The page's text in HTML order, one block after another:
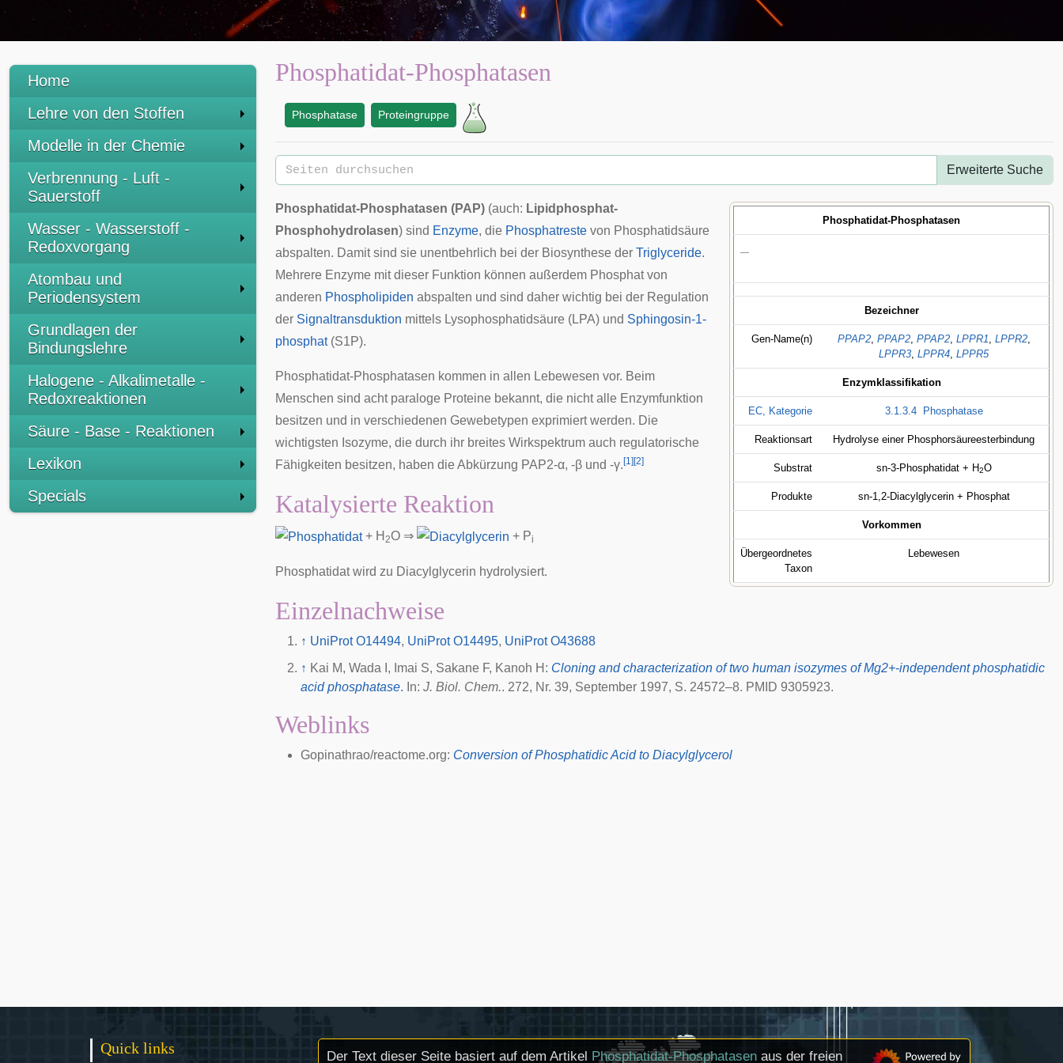
Home
Lehre von den Stoffen
Modelle in der Chemie
Verbrennung - Luft -
Sauerstoff
Wasser - Wasserstoff -
Redoxvorgang
Atombau und
Periodensystem
Grundlagen der
Bindungslehre
Halogene - Alkalimetalle -
Redoxreaktionen
Säure - Base - Reaktionen
Lexikon
Specials
Phosphatidat-Phosphatasen
Phosphatase Proteingruppe
Erweiterte Suche
Phosphatidat-Phosphatasen
—
Bezeichner
Gen-Name(n) PPAP2, PPAP2, PPAP2, LPPR1, LPPR2,
LPPR3, LPPR4, LPPR5
Enzymklassifikation
EC, Kategorie 3.1.3.4 Phosphatase
Reaktionsart Hydrolyse einer Phosphorsäureesterbindung
Substrat sn-3-Phosphatidat + H2O
Produkte sn-1,2-Diacylglycerin + Phosphat
Vorkommen
Übergeordnetes
Taxon
Lebewesen
Phosphatidat-Phosphatasen (PAP) (auch: Lipidphosphat-
Phosphohydrolasen) sind Enzyme, die Phosphatreste von Phosphatidsäure
abspalten. Damit sind sie unentbehrlich bei der Biosynthese der Triglyceride.
Mehrere Enzyme mit dieser Funktion können außerdem Phosphat von
anderen Phospholipiden abspalten und sind daher wichtig bei der Regulation
der Signaltransduktion mittels Lysophosphatidsäure (LPA) und Sphingosin-1-
phosphat(S1P).
Phosphatidat-Phosphatasen kommen in allen Lebewesen vor. Beim
Menschen sind acht paraloge Proteine bekannt, die nicht alle Enzymfunktion
besitzen und in verschiedenen Gewebetypen exprimiert werden. Die
wichtigsten Isozyme, die durch ihr breites Wirkspektrum auch regulatorische
Fähigkeiten besitzen, haben die Abkürzung PAP2-α, -β und -γ. [1] [2]
Katalysierte Reaktion
+ H 2O ⇒ + Pi
Phosphatidat wird zu Diacylglycerin hydrolysiert.
Einzelnachweise
↑ UniProt O14494, UniProt O14495, UniProt O43688
↑ Kai M, Wada I, Imai S, Sakane F, Kanoh H: Cloning and characterization of two human isozymes of Mg2+-independent phosphatidic
acid phosphatase. In: J. Biol. Chem.. 272, Nr. 39, September 1997, S. 24572–8. PMID 9305923.
Weblinks
Gopinathrao/reactome.org: Conversion of Phosphatidic Acid to Diacylglycerol
Quick links Der Text dieser Seite basiert auf dem Artikel Phosphatidat-Phosphatasen aus der freien